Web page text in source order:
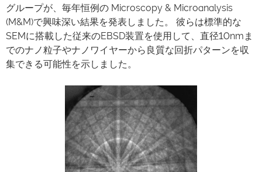
グループが、毎年恒例の Microscopy & Microanalysis
(M&M)で興味深い結果を発表しました。 彼らは標準的な
SEMに搭載した従来のEBSD装置を使用して、直径10nmま
でのナノ粒子やナノワイヤーから良質な回折パターンを収
集できる可能性を示しました。